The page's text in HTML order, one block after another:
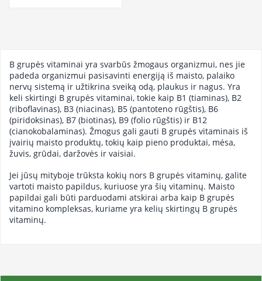
B grupės vitaminai yra svarbūs žmogaus organizmui, nes jie
padeda organizmui pasisavinti energiją iš maisto, palaiko
nervų sistemą ir užtikrina sveiką odą, plaukus ir nagus. Yra
keli skirtingi B grupės vitaminai, tokie kaip B1 (tiaminas), B2
(riboflavinas), B3 (niacinas), B5 (pantoteno rūgštis), B6
(piridoksinas), B7 (biotinas), B9 (folio rūgštis) ir B12
(cianokobalaminas). Žmogus gali gauti B grupės vitaminais iš
įvairių maisto produktų, tokių kaip pieno produktai, mėsa,
žuvis, grūdai, daržovės ir vaisiai.
Jei jūsų mityboje trūksta kokių nors B grupės vitaminų, galite
vartoti maisto papildus, kuriuose yra šių vitaminų. Maisto
papildai gali būti parduodami atskirai arba kaip B grupės
vitamino kompleksas, kuriame yra kelių skirtingų B grupės
vitaminų.